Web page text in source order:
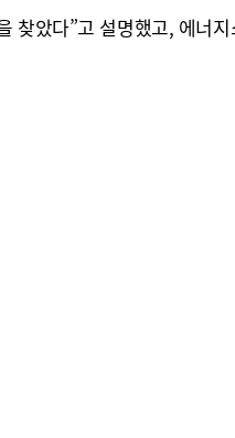
찾았다”고 설명했고, 에너